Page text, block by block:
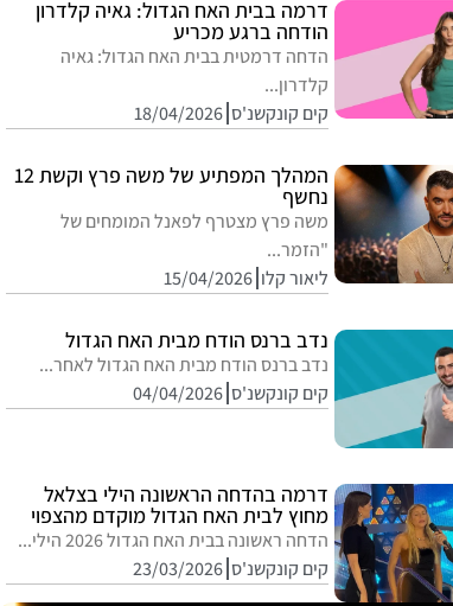
דרמה בבית האח הגדול: גאיה קלדרון
הודחה ברגע מכריע
הדחה דרמטית בבית האח הגדול: גאיה
קלדרון...
קים קונקשנ'ס 18/04/2026
המהלך המפתיע של משה פרץ וקשת 12
נחשף
משה פרץ מצטרף לפאנל המומחים של
"הזמר...
ליאור קלו 15/04/2026
נדב ברנס הודח מבית האח הגדול
נדב ברנס הודח מבית האח הגדול לאחר...
קים קונקשנ'ס 04/04/2026
דרמה בהדחה הראשונה הילי בצלאל
מחוץ לבית האח הגדול מוקדם מהצפוי
הדחה ראשונה בבית האח הגדול 2026 הילי...
קים קונקשנ'ס 23/03/2026